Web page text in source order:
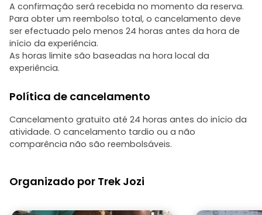
A confirmação será recebida no momento da reserva.
Para obter um reembolso total, o cancelamento deve
ser efectuado pelo menos 24 horas antes da hora de
início da experiência.
As horas limite são baseadas na hora local da
experiência.
Política de cancelamento
Cancelamento gratuito até 24 horas antes do início da
atividade. O cancelamento tardio ou a não
comparência não são reembolsáveis.
Organizado por Trek Jozi